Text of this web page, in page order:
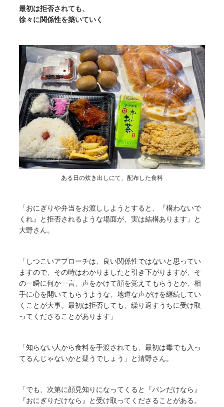
最初は拒否されても、
徐々に関係性を築いていく
ある日の炊き出しにて、配布した食料
「おにぎりや弁当をお渡ししようとすると、『構わないで
くれ』と拒否されるような場面が、実は結構あります」と
大野さん。
「しつこいアプローチは、良い関係性ではないと思ってい
ますので、その時はわかりましたと引き下がりますが、そ
の一瞬に何か一言、声をかけて顔を覚えてもらうとか、相
手に心を開いてもらうような、地道な声がけを継続してい
くことが大事。最初は拒否しても、繰り返すうちに受け取
ってくださることがあります」
「知らない人から食料を手渡されても、最初は毒でも入っ
てるんじゃないかと疑うでしょう」と清野さん。
「でも、次第に顔見知りになってくると『パンだけなら』
『おにぎりだけなら』と受け取ってくださることがある。